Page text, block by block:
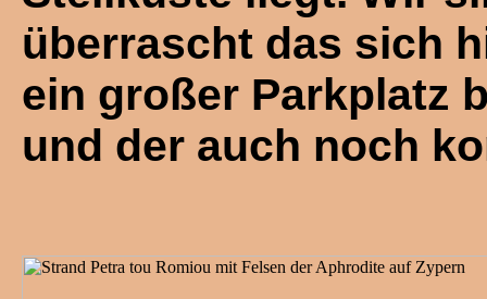
überrascht das sich
ein großer Parkplatz
und der auch noch